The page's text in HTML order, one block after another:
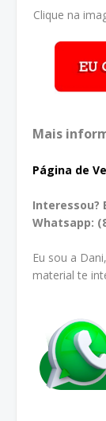
Clique na
Mais
Página de
Interessou?
Whatsapp:
Eu sou a
material te